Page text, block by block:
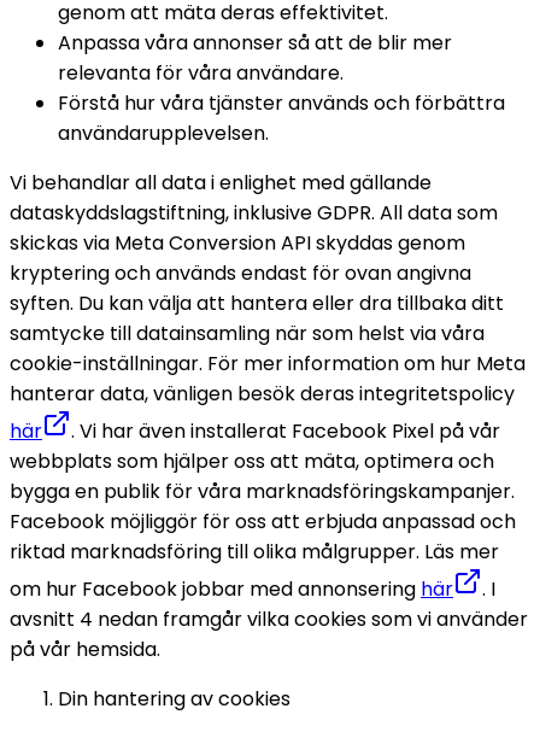
genom att mäta deras effektivitet.
Anpassa våra annonser så att de blir mer
relevanta för våra användare.
Förstå hur våra tjänster används och förbättra
användarupplevelsen.
Vi behandlar all data i enlighet med gällande
dataskyddslagstiftning, inklusive GDPR. All data som
skickas via Meta Conversion API skyddas genom
kryptering och används endast för ovan angivna
syften. Du kan välja att hantera eller dra tillbaka ditt
samtycke till datainsamling när som helst via våra
cookie-inställningar. För mer information om hur Meta
här
. Vi har även installerat Facebook Pixel på vår
webbplats som hjälper oss att mäta, optimera och
bygga en publik för våra marknadsföringskampanjer.
Facebook möjliggör för oss att erbjuda anpassad och
riktad marknadsföring till olika målgrupper. Läs mer
om hur Facebook jobbar med annonsering här . I
avsnitt 4 nedan framgår vilka cookies som vi använder
på vår hemsida.
Din hantering av cookies